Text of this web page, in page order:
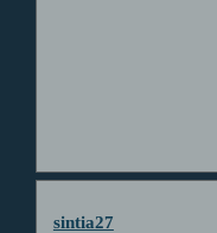
sintia27